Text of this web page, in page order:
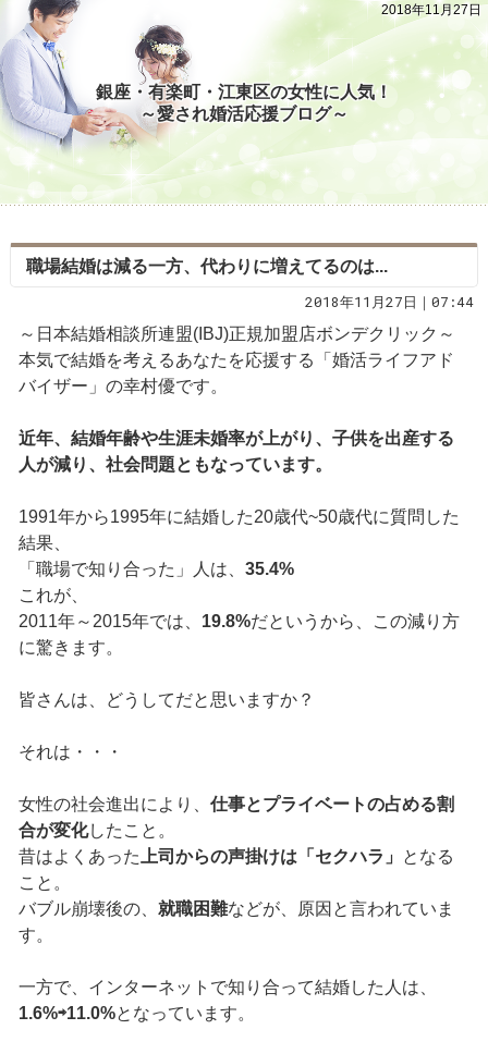
2018年11月27日
銀座・有楽町・江東区の女性に人気！
～愛され婚活応援ブログ～
職場結婚は減る一方、代わりに増えてるのは...
2018年11月27日｜07:44
～日本結婚相談所連盟(IBJ)正規加盟店ボンデクリック～
本気で結婚を考えるあなたを応援する「婚活ライフアド
バイザー」の幸村優です。
近年、結婚年齢や生涯未婚率が上がり、子供を出産する
人が減り、社会問題ともなっています。
1991年から1995年に結婚した20歳代~50歳代に質問した
結果、
「職場で知り合った」人は、 35.4%
これが、
2011年～2015年では、 19.8%だというから、この減り方
に驚きます。
皆さんは、どうしてだと思いますか？
それは・・・
女性の社会進出により、 仕事とプライベートの占める割
合が変化したこと。
昔はよくあった
上司からの声掛けは「セクハラ」
となる
こと。
バブル崩壊後の、 就職困難などが、原因と言われていま
す。
一方で、インターネットで知り合って結婚した人は、
1.6%⇨11.0%となっています。